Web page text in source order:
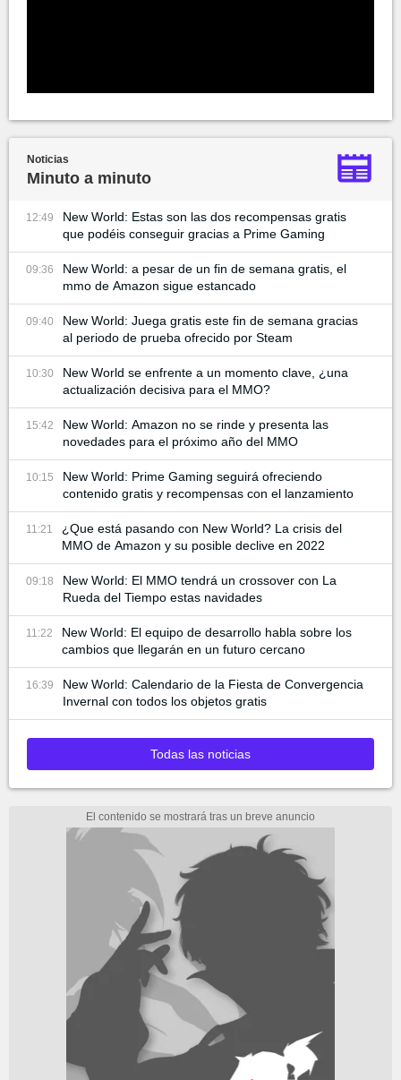
Noticias
Minuto a minuto
12:49
New World: Estas son las dos recompensas gratis
que podéis conseguir gracias a Prime Gaming
09:36
New World: a pesar de un fin de semana gratis, el
mmo de Amazon sigue estancado
09:40
New World: Juega gratis este fin de semana gracias
al periodo de prueba ofrecido por Steam
10:30
New World se enfrente a un momento clave, ¿una
actualización decisiva para el MMO?
15:42
New World: Amazon no se rinde y presenta las
novedades para el próximo año del MMO
10:15
New World: Prime Gaming seguirá ofreciendo
contenido gratis y recompensas con el lanzamiento
11:21
¿Que está pasando con New World? La crisis del
MMO de Amazon y su posible declive en 2022
09:18
New World: El MMO tendrá un crossover con La
Rueda del Tiempo estas navidades
11:22
New World: El equipo de desarrollo habla sobre los
cambios que llegarán en un futuro cercano
16:39
New World: Calendario de la Fiesta de Convergencia
Invernal con todos los objetos gratis
Todas las noticias